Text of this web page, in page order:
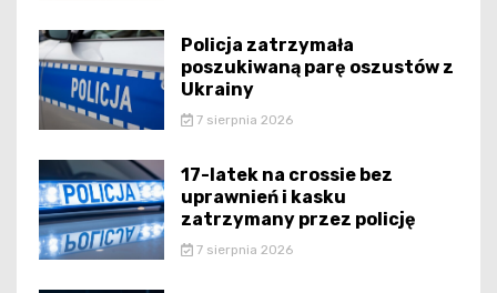
Policja zatrzymała
poszukiwaną parę oszustów z
Ukrainy
7 sierpnia 2026
17-latek na crossie bez
uprawnień i kasku
zatrzymany przez policję
7 sierpnia 2026